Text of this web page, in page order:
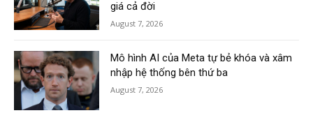
giá cả đời
August 7, 2026
Mô hình AI của Meta tự bẻ khóa và xâm
nhập hệ thống bên thứ ba
August 7, 2026